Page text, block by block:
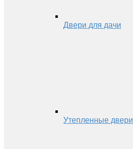
Двери для дачи
Утепленные двери